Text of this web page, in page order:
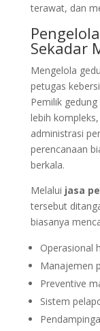
terawat, dan
Sekadar
Mengelola
petugas
Pemilik
lebih
administrasi
perencanaan
berkala.
Melalui jasa
tersebut
biasanya
Operasional
Manajemen
Preventive
Sistem